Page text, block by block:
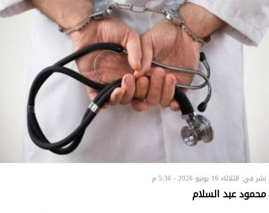
نشر في: الثلاثاء 16 يونيو 2026 - 5:36 م
محمود عبد السلام